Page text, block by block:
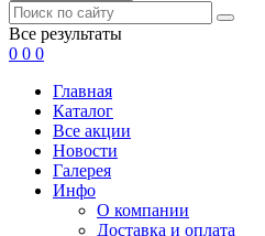
Все результаты
0 0 0
Главная
Каталог
Все акции
Новости
Галерея
Инфо
О компании
Доставка и оплата